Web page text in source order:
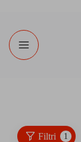
Filtri 1